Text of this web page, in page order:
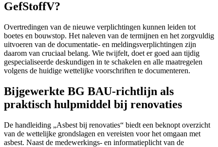
GefStoffV?
Overtredingen van de nieuwe verplichtingen kunnen leiden tot
boetes en bouwstop. Het naleven van de termijnen en het zorgvuldig
uitvoeren van de documentatie- en meldingsverplichtingen zijn
daarom van cruciaal belang. Wie twijfelt, doet er goed aan tijdig
gespecialiseerde deskundigen in te schakelen en alle maatregelen
volgens de huidige wettelijke voorschriften te documenteren.
Bijgewerkte BG BAU-richtlijn als
praktisch hulpmiddel bij renovaties
De handleiding „Asbest bij renovaties“ biedt een beknopt overzicht
van de wettelijke grondslagen en vereisten voor het omgaan met
asbest. Naast de medewerkings- en informatieplicht van de